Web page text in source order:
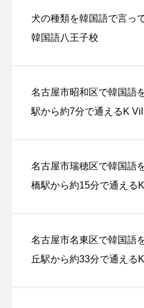
犬の種類を韓国語で言っ
韓国語八王子校
名古屋市昭和区で韓国語
駅から約7分で通えるK
名古屋市瑞穂区で韓国語
橋駅から約15分で通える
名古屋市名東区で韓国語
丘駅から約33分で通える